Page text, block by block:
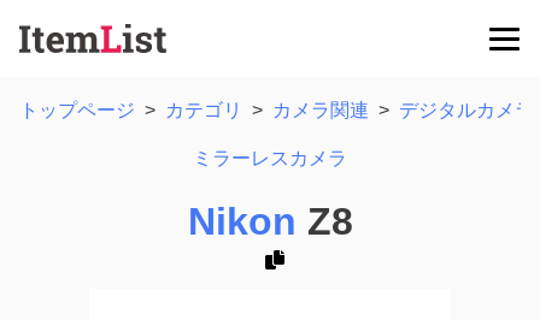
トップページ > カテゴリ > カメラ関連 > デジタルカメラ
ミラーレスカメラ
Nikon Z8